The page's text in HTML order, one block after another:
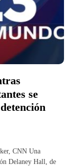
se
CNN Una
Delaney Hall, de